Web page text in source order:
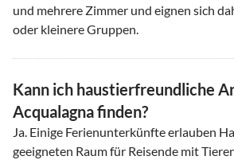
und mehrere Zimmer und eignen sich
oder kleinere Gruppen.
Kann ich haustierfreundliche
Acqualagna finden?
Ja. Einige Ferienunterkünfte erlauben
geeigneten Raum für Reisende mit